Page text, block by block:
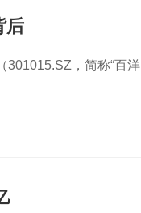
后
301015.SZ，简称“百洋